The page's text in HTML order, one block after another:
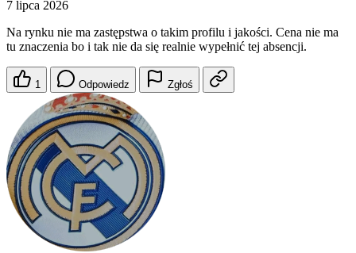
7 lipca 2026
Na rynku nie ma zastępstwa o takim profilu i jakości. Cena nie ma
tu znaczenia bo i tak nie da się realnie wypełnić tej absencji.
1 Odpowiedz Zgłoś